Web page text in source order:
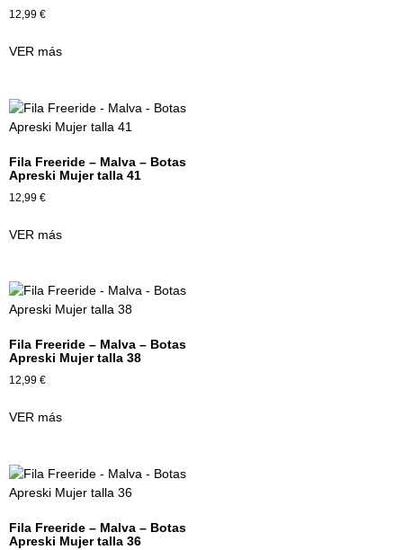
12,99 €
VER más
Fila Freeride – Malva – Botas
Apreski Mujer talla 41
12,99 €
VER más
Fila Freeride – Malva – Botas
Apreski Mujer talla 38
12,99 €
VER más
Fila Freeride – Malva – Botas
Apreski Mujer talla 36